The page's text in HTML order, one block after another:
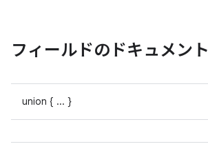
フィールドのドキュメント
union { ... }